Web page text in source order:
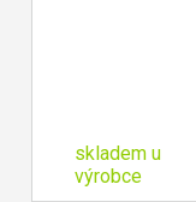
skladem u
výrobce